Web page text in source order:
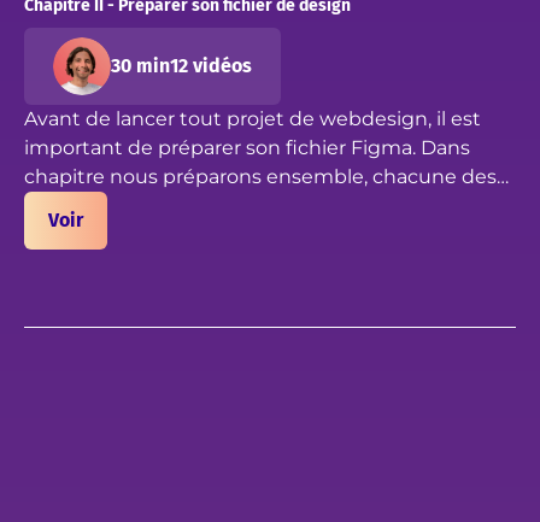
Chapitre II - Préparer son fichier de design
30 min12 vidéos
Avant de lancer tout projet de webdesign, il est
important de préparer son fichier Figma. Dans
chapitre nous préparons ensemble, chacune des
pages qui vous seront indispensables pour la suite
du projet.
Voir